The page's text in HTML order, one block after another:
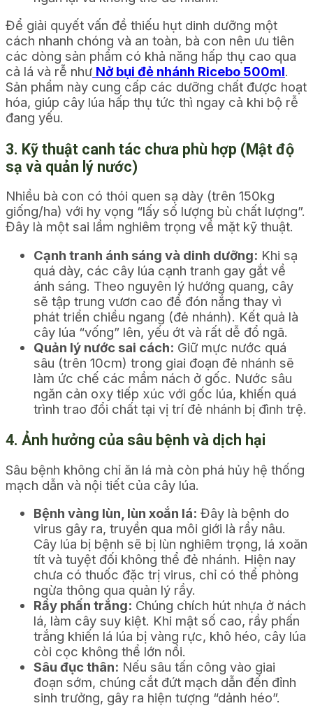
Để giải quyết vấn đề thiếu hụt dinh dưỡng một
cách nhanh chóng và an toàn, bà con nên ưu tiên
các dòng sản phẩm có khả năng hấp thụ cao qua
cả lá và rễ như Nở bụi đẻ nhánh Ricebo 500ml.
Sản phẩm này cung cấp các dưỡng chất được hoạt
hóa, giúp cây lúa hấp thụ tức thì ngay cả khi bộ rễ
đang yếu.
3. Kỹ thuật canh tác chưa phù hợp (Mật độ
sạ và quản lý nước)
Nhiều bà con có thói quen sạ dày (trên 150kg
giống/ha) với hy vọng “lấy số lượng bù chất lượng”.
Đây là một sai lầm nghiêm trọng về mặt kỹ thuật.
Cạnh tranh ánh sáng và dinh dưỡng: Khi sạ
quá dày, các cây lúa cạnh tranh gay gắt về
ánh sáng. Theo nguyên lý hướng quang, cây
sẽ tập trung vươn cao để đón nắng thay vì
phát triển chiều ngang (đẻ nhánh). Kết quả là
cây lúa “vống” lên, yếu ớt và rất dễ đổ ngã.
Quản lý nước sai cách: Giữ mực nước quá
sâu (trên 10cm) trong giai đoạn đẻ nhánh sẽ
làm ức chế các mầm nách ở gốc. Nước sâu
ngăn cản oxy tiếp xúc với gốc lúa, khiến quá
trình trao đổi chất tại vị trí đẻ nhánh bị đình trệ.
4. Ảnh hưởng của sâu bệnh và dịch hại
Sâu bệnh không chỉ ăn lá mà còn phá hủy hệ thống
mạch dẫn và nội tiết của cây lúa.
Bệnh vàng lùn, lùn xoắn lá: Đây là bệnh do
virus gây ra, truyền qua môi giới là rầy nâu.
Cây lúa bị bệnh sẽ bị lùn nghiêm trọng, lá xoăn
tít và tuyệt đối không thể đẻ nhánh. Hiện nay
chưa có thuốc đặc trị virus, chỉ có thể phòng
ngừa thông qua quản lý rầy.
Rầy phấn trắng: Chúng chích hút nhựa ở nách
lá, làm cây suy kiệt. Khi mật số cao, rầy phấn
trắng khiến lá lúa bị vàng rực, khô héo, cây lúa
còi cọc không thể lớn nổi.
Sâu đục thân: Nếu sâu tấn công vào giai
đoạn sớm, chúng cắt đứt mạch dẫn đến đỉnh
sinh trưởng, gây ra hiện tượng “dảnh héo”.